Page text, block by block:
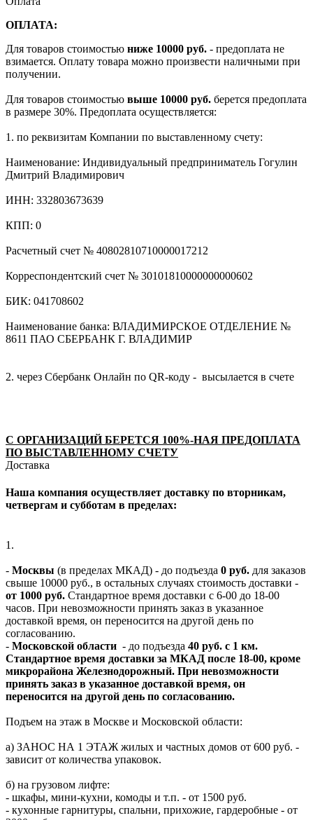
ОПЛАТА:
Для товаров стоимостью ниже 10000 руб. - предоплата не
взимается. Оплату товара можно произвести наличными при
получении.
Для товаров стоимостью выше 10000 руб. берется предоплата
в размере 30%. Предоплата осуществляется:
1. по реквизитам Компании по выставленному счету:
Наименование: Индивидуальный предприниматель Гогулин
Дмитрий Владимирович
ИНН: 332803673639
КПП: 0
Расчетный счет № 40802810710000017212
Корреспондентский счет № 30101810000000000602
БИК: 041708602
Наименование банка: ВЛАДИМИРСКОЕ ОТДЕЛЕНИЕ №
8611 ПАО СБЕРБАНК Г. ВЛАДИМИР
2. через Сбербанк Онлайн по QR-коду - высылается в счете
С ОРГАНИЗАЦИЙ БЕРЕТСЯ 100%-НАЯ ПРЕДОПЛАТА
ПО ВЫСТАВЛЕННОМУ СЧЕТУ
Доставка
Наша компания осуществляет доставку по вторникам,
четвергам и субботам в пределах:
1.
- Москвы (в пределах МКАД) - до подъезда 0 руб. для заказов
свыше 10000 руб., в остальных случаях стоимость доставки -
от 1000 руб. Стандартное время доставки с 6-00 до 18-00
часов. При невозможности принять заказ в указанное
доставкой время, он переносится на другой день по
согласованию.
- Московской области - до подъезда 40 руб. с 1 км.
Стандартное время доставки за МКАД после 18-00, кроме
микрорайона Железнодорожный. При невозможности
принять заказ в указанное доставкой время, он
переносится на другой день по согласованию.
Подъем на этаж в Москве и Московской области:
а) ЗАНОС НА 1 ЭТАЖ жилых и частных домов от 600 руб. -
зависит от количества упаковок.
б) на грузовом лифте:
- шкафы, мини-кухни, комоды и т.п. - от 1500 руб.
- кухонные гарнитуры, спальни, прихожие, гардеробные - от